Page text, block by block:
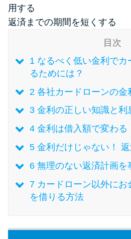
ードローン
特集ページ
銀行カード
の理由
お金を借り
種類・特徴別
その他コラム
用する
返済までの期間を短くする
目次
1 なるべく低い金利でカ
るためには？
2 各社カードローンの金
3金利の正しい知識と利
4金利は借入額で変わる
5金利だけじゃない！
6無理のない返済計画を
7カードローン以外にお
を借りる方法